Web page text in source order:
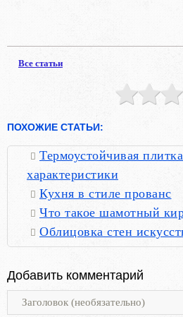
Все статьи
ПОХОЖИЕ СТАТЬИ:
Термоустойчивая
характеристики
Кухня в стиле прованс
Что такое шамотный
Облицовка стен
Добавить комментарий